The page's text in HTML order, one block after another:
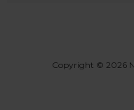
Copyright © 2026